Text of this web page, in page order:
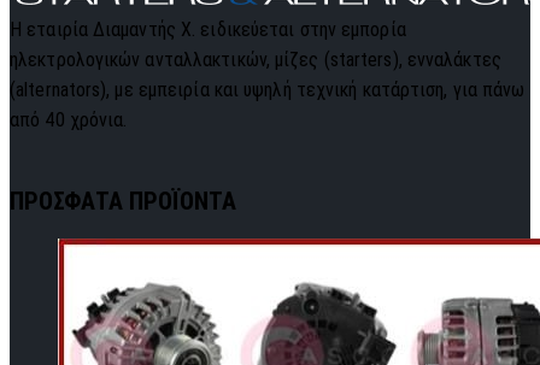
Η εταιρία Διαμαντής Χ. ειδικεύεται στην εμπορία
ηλεκτρολογικών ανταλλακτικών, μίζες (starters), ενναλάκτες
(alternators), με εμπειρία και υψηλή τεχνική κατάρτιση, για πάνω
από 40 χρόνια.
ΠΡΟΣΦΑΤΑ ΠΡΟΪΟΝΤΑ